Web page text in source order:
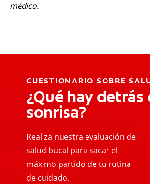
médico.
CUESTIONARIO SOBRE
¿Qué hay detrás
sonrisa?
Realiza nuestra evaluación de
salud bucal para sacar el
máximo partido de tu rutina
de cuidado.